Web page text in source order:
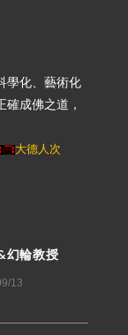
學化、藝術化
確成佛之道，
大德人次
幻輪教授
13